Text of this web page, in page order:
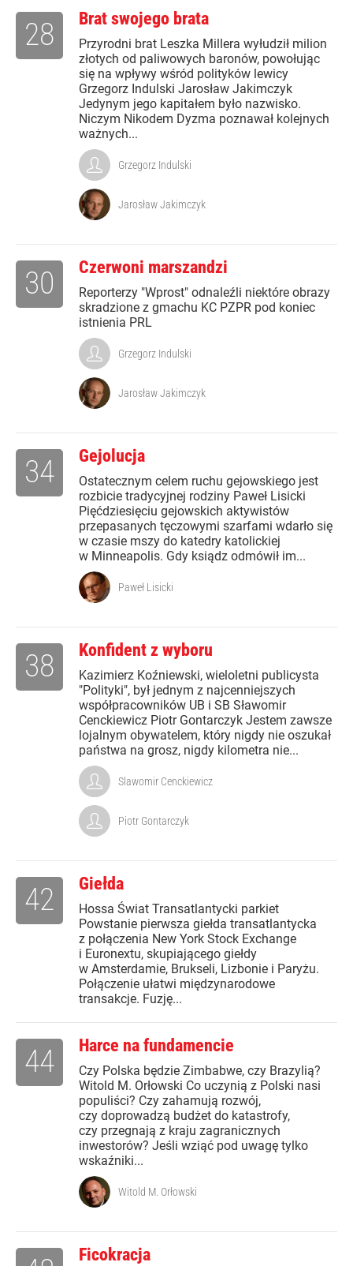
Brat swojego brata
Przyrodni brat Leszka Millera wyłudził milion
złotych od paliwowych baronów, powołując
się na wpływy wśród polityków lewicy
Grzegorz Indulski Jarosław Jakimczyk
Jedynym jego kapitałem było nazwisko.
Niczym Nikodem Dyzma poznawał kolejnych
ważnych...
28
Grzegorz Indulski
Jarosław Jakimczyk
Czerwoni marszandzi
Reporterzy "Wprost" odnaleźli niektóre obrazy
skradzione z gmachu KC PZPR pod koniec
istnienia PRL
30
Grzegorz Indulski
Jarosław Jakimczyk
Gejolucja
Ostatecznym celem ruchu gejowskiego jest
rozbicie tradycyjnej rodziny Paweł Lisicki
Pięćdziesięciu gejowskich aktywistów
przepasanych tęczowymi szarfami wdarło się
w czasie mszy do katedry katolickiej
w Minneapolis. Gdy ksiądz odmówił im...
34
Paweł Lisicki
Konfident z wyboru
Kazimierz Koźniewski, wieloletni publicysta
"Polityki", był jednym z najcenniejszych
współpracowników UB i SB Sławomir
Cenckiewicz Piotr Gontarczyk Jestem zawsze
lojalnym obywatelem, który nigdy nie oszukał
państwa na grosz, nigdy kilometra nie...
38
Slawomir Cenckiewicz
Piotr Gontarczyk
Giełda
Hossa Świat Transatlantycki parkiet
Powstanie pierwsza giełda transatlantycka
z połączenia New York Stock Exchange
i Euronextu, skupiającego giełdy
w Amsterdamie, Brukseli, Lizbonie i Paryżu.
Połączenie ułatwi międzynarodowe
transakcje. Fuzję...
42
Harce na fundamencie
Czy Polska będzie Zimbabwe, czy Brazylią?
Witold M. Orłowski Co uczynią z Polski nasi
populiści? Czy zahamują rozwój,
czy doprowadzą budżet do katastrofy,
czy przegnają z kraju zagranicznych
inwestorów? Jeśli wziąć pod uwagę tylko
wskaźniki...
44
Witold M. Orłowski
Ficokracja